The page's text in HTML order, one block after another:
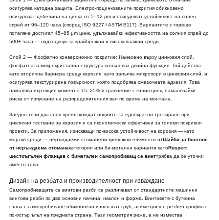
осигурява катодна защита. Електро-поцинкованите покрития обикновено
осигуряват дебелина на цинка от 5–12 μm и осигуряват устойчивост на солен
спрей от 96–120 часа (според ISO 9227 / ASTM B117). Вариантите с горещо
потапяне достигат 45–85 μm цинк, удължавайки ефективността на солния спрей до
500+ часа — подходящи за крайбрежни и високовлажни среди.
Слой 2 — Фосфатно конверсионно покритие: Нанесено върху цинковия слой,
фосфатната микрокристална структура изпълнява двойна функция. Той действа
като вторична бариера срещу корозия, като запълва микропори в цинковия слой, и
осигурява текстурирана повърхност, която подобрява смазочната адхезия. Това
намалява въртящия момент с 15–25% в сравнение с голия цинк, намалявайки
риска от изпускане на разпределителния вал по време на монтажа.
Заедно тези два слоя превъзхождат опциите за еднократно третиране при
циклично тестване за корозия и са икономически ефективни за големи покривни
проекти. За приложения, изискващи по-висока устойчивост на корозия — като
морски среди — неръждаеми стоманени крепежни елементи отШайби за болтове
от неръждаема стоманакатегории или би-метални варианти катоRuspert
шестоъгълен фланцев с биметален самопробиващ се винттрябва да се уточни
вместо това.
Дизайн на резбата и производителност при изваждане
Самопробиващите се винтови резби се различават от стандартните машинни
винтови резби по два основни начина: наклон и форма. Винтовете с бутонна
глава с самопробиване обикновено използват груб, асиметричен резбен профил с
по-остър ъгъл на предната страна. Тази геометрия реже, а не измества